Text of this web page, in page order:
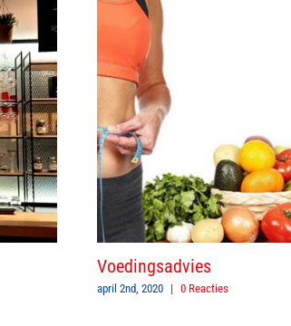
Voedingsadvies
april 2nd, 2020 | 0 Reacties